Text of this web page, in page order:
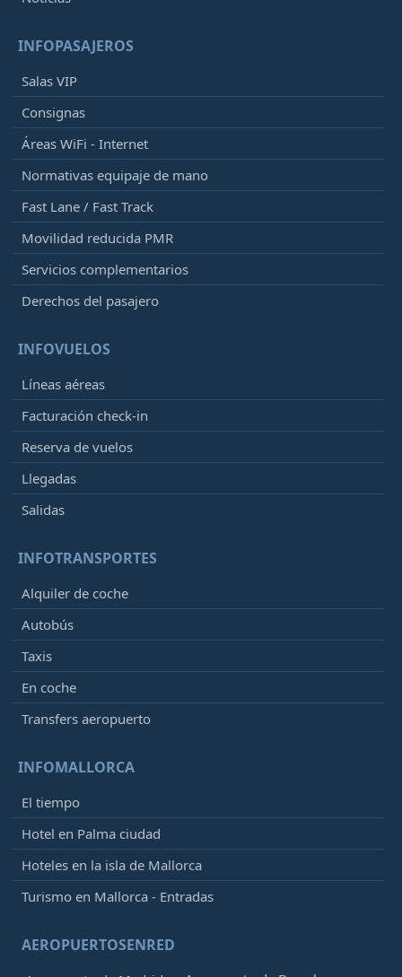
INFOPASAJEROS
Salas VIP
Consignas
Áreas WiFi - Internet
Normativas equipaje de mano
Fast Lane / Fast Track
Movilidad reducida PMR
Servicios complementarios
Derechos del pasajero
INFOVUELOS
Líneas aéreas
Facturación check-in
Reserva de vuelos
Llegadas
Salidas
INFOTRANSPORTES
Alquiler de coche
Autobús
Taxis
En coche
Transfers aeropuerto
INFOMALLORCA
El tiempo
Hotel en Palma ciudad
Hoteles en la isla de Mallorca
Turismo en Mallorca - Entradas
AEROPUERTOSENRED